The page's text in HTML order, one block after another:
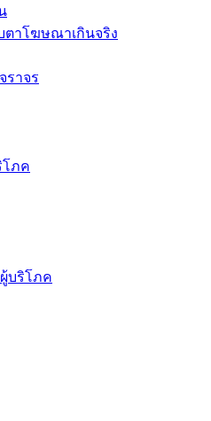
ตาโฆษณาเกินจริง
าจร
โภค
บริโภค